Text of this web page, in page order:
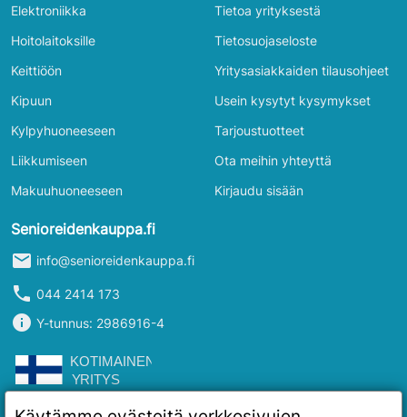
Elektroniikka
Hoitolaitoksille
Keittiöön
Kipuun
Kylpyhuoneeseen
Liikkumiseen
Makuuhuoneeseen
Tietoa yrityksestä
Tietosuojaseloste
Yritysasiakkaiden tilausohjeet
Usein kysytyt kysymykset
Tarjoustuotteet
Ota meihin yhteyttä
Kirjaudu sisään
Senioreidenkauppa.fi
mail info@senioreidenkauppa.fi
phone 044 2414 173
info Y-tunnus: 2986916-4